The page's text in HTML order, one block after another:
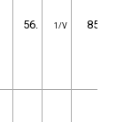
56. 1/V 85.60